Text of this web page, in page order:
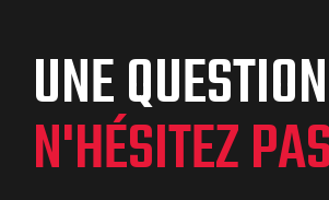
UNE
N'HÉSITEZ